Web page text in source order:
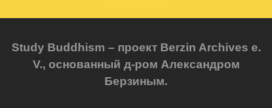
Study Buddhism – проект Berzin Archives e.
V., основанный д-ром Александром
Берзиным.